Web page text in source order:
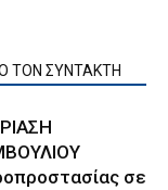
ΤΟΝ ΣΥΝΤΑΚΤΗ
σε